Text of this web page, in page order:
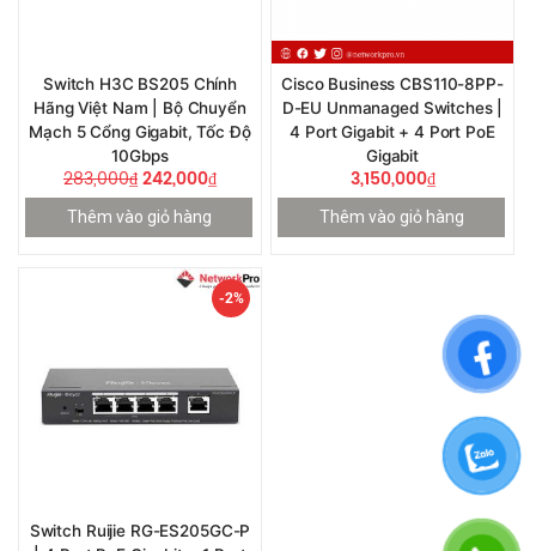
Switch H3C BS205 Chính
Hãng Việt Nam | Bộ Chuyển
Mạch 5 Cổng Gigabit, Tốc Độ
10Gbps
283,000₫242,000₫
Thêm vào giỏ hàng
Cisco Business CBS110-8PP-
D-EU Unmanaged Switches |
4 Port Gigabit + 4 Port PoE
Gigabit
3,150,000₫
Thêm vào giỏ hàng
-2%
Switch Ruijie RG-ES205GC-P